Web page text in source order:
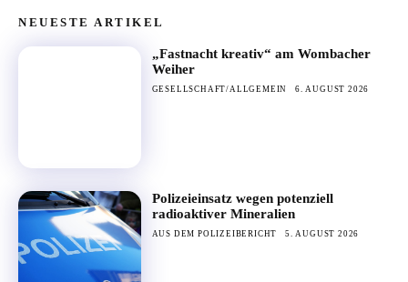
NEUESTE ARTIKEL
„Fastnacht kreativ“ am Wombacher
Weiher
GESELLSCHAFT/ALLGEMEIN 6. AUGUST 2026
Polizeieinsatz wegen potenziell
radioaktiver Mineralien
AUS DEM POLIZEIBERICHT 5. AUGUST 2026